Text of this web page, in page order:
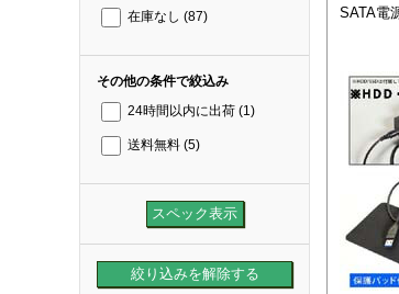
在庫なし (87)
その他の条件で絞込み
24時間以内に出荷 (1)
送料無料 (5)
SATA電